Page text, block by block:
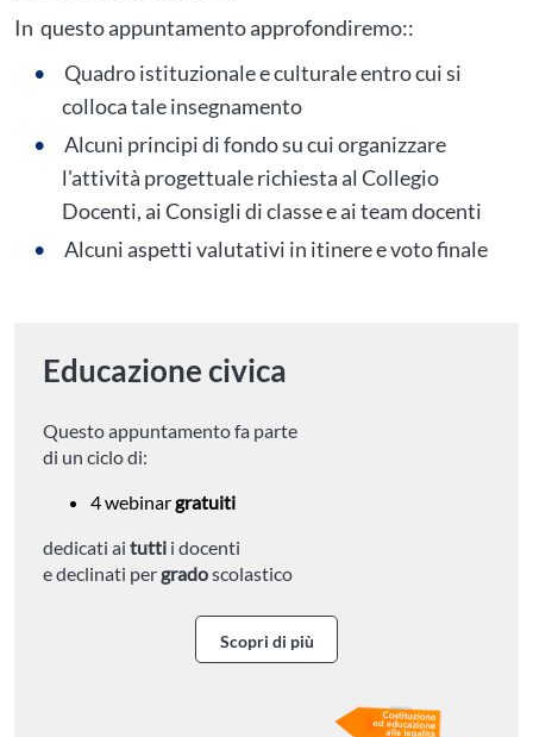
In questo appuntamento approfondiremo::
Quadro istituzionale e culturale entro cui si
colloca tale insegnamento
Alcuni principi di fondo su cui organizzare
l'attività progettuale richiesta al Collegio
Docenti, ai Consigli di classe e ai team docenti
Alcuni aspetti valutativi in itinere e voto finale
Educazione civica
Questo appuntamento fa parte
di un ciclo di:
4 webinargratuiti
dedicati ai tutti i docenti
e declinati pergradoscolastico
Scopri di più